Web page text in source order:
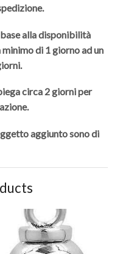
alla disponibilità
di 1 giorno ad un
circa 2 giorni per
aggiunto sono di